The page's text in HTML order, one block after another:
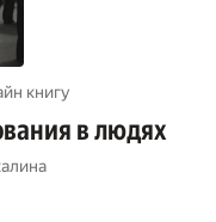
книгу
в людях